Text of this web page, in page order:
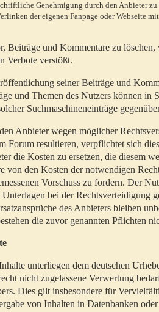
Genehmigung durch den Anbieter
der eigenen Fanpage oder Webseite
Beiträge und Kommentare zu löschen,
Verbote verstößt.
seiner Beiträge und
und Themen des Nutzers können in
Suchmaschineneinträge
Anbieter wegen möglicher
Forum resultieren, verpflichtet sich
die Kosten zu ersetzen, die diesem
von den Kosten der notwendigen
Vorschuss zu fordern. Der
bei der Rechtsverteidigung
des Anbieters bleiben
die zuvor genannten Pflichten
unterliegen dem deutschen
nicht zugelassene Verwertung
Dies gilt insbesondere für
von Inhalten in Datenbanken